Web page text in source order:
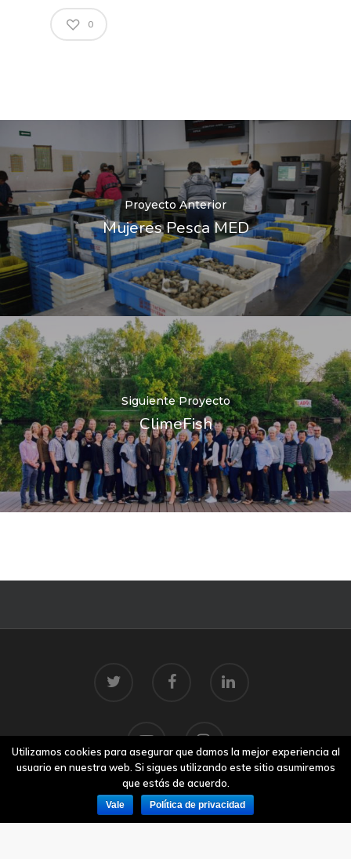
0
Proyecto Anterior
Mujeres Pesca MED
Siguiente Proyecto
ClimeFish
© 2026 Centro Tecnolóxico do Mar.
Aviso legal
Utilizamos cookies para asegurar que damos la mejor experiencia al
usuario en nuestra web. Si sigues utilizando este sitio asumiremos
que estás de acuerdo.
Vale Política de privacidad